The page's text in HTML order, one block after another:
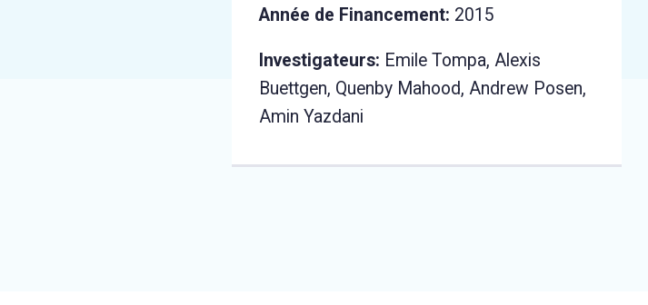
Année de Financement: 2015
Investigateurs: Emile Tompa, Alexis
Buettgen, Quenby Mahood, Andrew Posen,
Amin Yazdani